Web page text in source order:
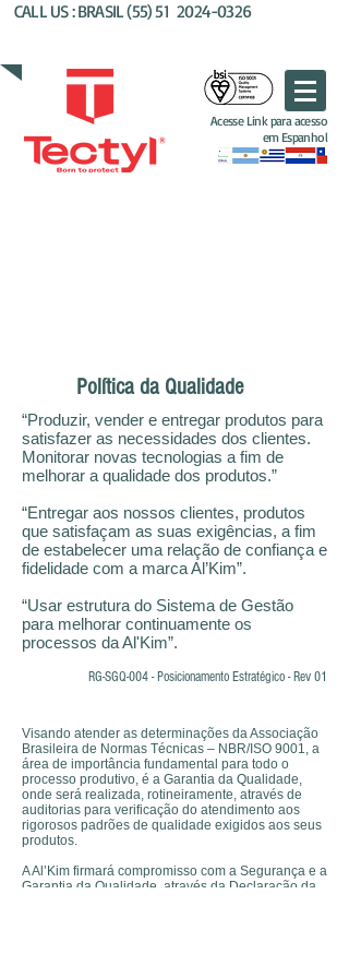
CALL US : BRASIL (55) 512024-0326
Acesse Link para acesso
em Espanhol
Política da Qualidade
“Produzir, vender e entregar produtos para
satisfazer as necessidades dos clientes.
Monitorar novas tecnologias a fim de
melhorar a qualidade dos produtos.”
“Entregar aos nossos clientes, produtos
que satisfaçam as suas exigências, a fim
de estabelecer uma relação de confiança e
fidelidade com a marca Al’Kim”.
“Usar estrutura do Sistema de Gestão
para melhorar continuamente os
processos da Al'Kim”.
RG-SGQ-004 - Posicionamento Estratégico - Rev 01
Visando atender as determinações da Associação
Brasileira de Normas Técnicas – NBR/ISO 9001, a
área de importância fundamental para todo o
processo produtivo, é a Garantia da Qualidade,
onde será realizada, rotineiramente, através de
auditorias para verificação do atendimento aos
rigorosos padrões de qualidade exigidos aos seus
produtos.
A Al’Kim firmará compromisso com a Segurança e a
Garantia da Qualidade, através da Declaração da